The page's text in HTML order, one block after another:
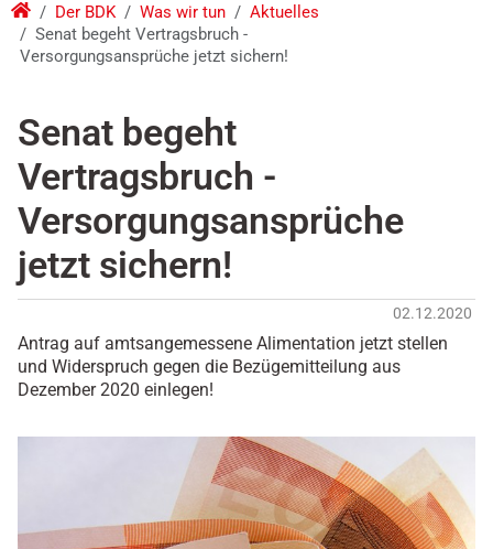
Der BDK Was wir tun
Aktuelles
Senat begeht Vertragsbruch -
Versorgungsansprüche jetzt sichern!
Senat begeht
Vertragsbruch -
Versorgungsansprüche
jetzt sichern!
02.12.2020
Antrag auf amtsangemessene Alimentation jetzt stellen
und Widerspruch gegen die Bezügemitteilung aus
Dezember 2020 einlegen!